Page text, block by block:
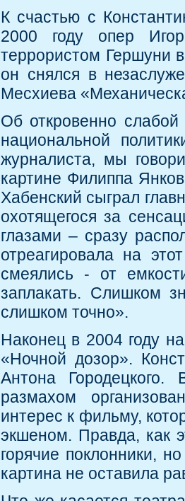
К счастью с
2000 году опер
террористом Гершуни
он снялся в
Месхиева
Об откровенно
национальной
журналиста, мы
картине Филиппа
Хабенский сыграл
охотящегося за
глазами – сразу
отреагировала на
смеялись - от
заплакать. Слишком
слишком точно».
Наконец в 2004 году
«Ночной дозор».
Антона
размахом
интерес к фильму,
экшеном. Правда, как
горячие поклонники,
картина не оставила